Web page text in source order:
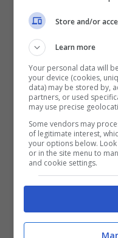
una certa curiosità.
Store and/or
Learn more
Your personal data will
your device (cookies,
data) may be stored by,
partners, or used
may use precise
Some vendors may
of legitimate interest,
your options below.
or in the site menu to
and cookie settings.